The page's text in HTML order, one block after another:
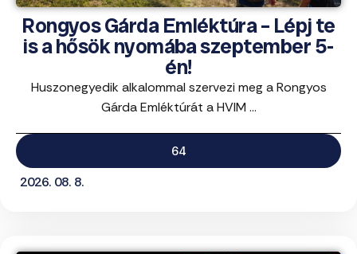
Rongyos Gárda Emléktúra – Lépj te
is a hősök nyomába szeptember 5-
én!
Huszonegyedik alkalommal szervezi meg a Rongyos
Gárda Emléktúrát a HVIM ...
64
2026. 08. 8.